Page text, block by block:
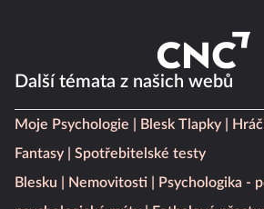
Další témata z našich webů
Moje Psychologie Blesk Tlapky
Fantasy
Spotřebitelské testy
Blesku
Nemovitosti
Psychologika -